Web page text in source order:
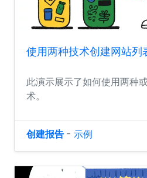
使用两种技术创建网站列
此演示展示了如何使用两种
术。
创建报告 - 示例